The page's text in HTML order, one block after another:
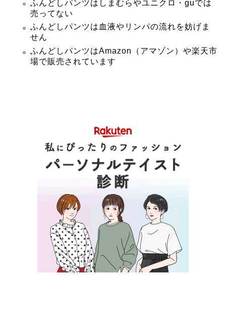
ふんどしパンツはしまむらやユニクロ・guでは
売ってない
ふんどしパンツは血液やリンパの流れを妨げま
せん
ふんどしパンツはAmazon（アマゾン）や楽天市
場で販売されています